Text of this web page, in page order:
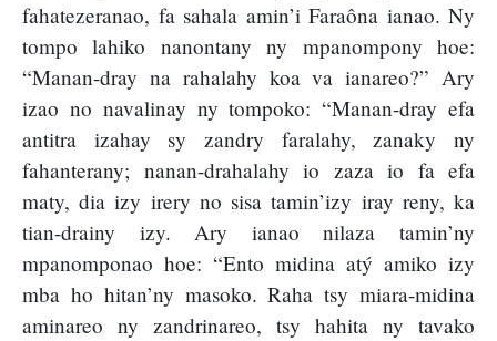
fahatezeranao, fa sahala amin’i Faraôna ianao. Ny
tompo lahiko nanontany ny mpanompony hoe:
“Manan-dray na rahalahy koa va ianareo?” Ary
izao no navalinay ny tompoko: “Manan-dray efa
antitra izahay sy zandry faralahy, zanaky ny
fahanterany; nanan-drahalahy io zaza io fa efa
maty, dia izy irery no sisa tamin’izy iray reny, ka
tian-drainy izy. Ary ianao nilaza tamin’ny
mpanomponao hoe: “Ento midina atý amiko izy
mba ho hitan’ny masoko. Raha tsy miara-midina
aminareo ny zandrinareo, tsy hahita ny tavako